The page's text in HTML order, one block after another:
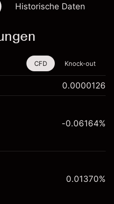
Historische Daten
steht für das Traden
outs zur Verfügung.
CFD Knock-out
0.0000126
-0.06164%
0.01370%